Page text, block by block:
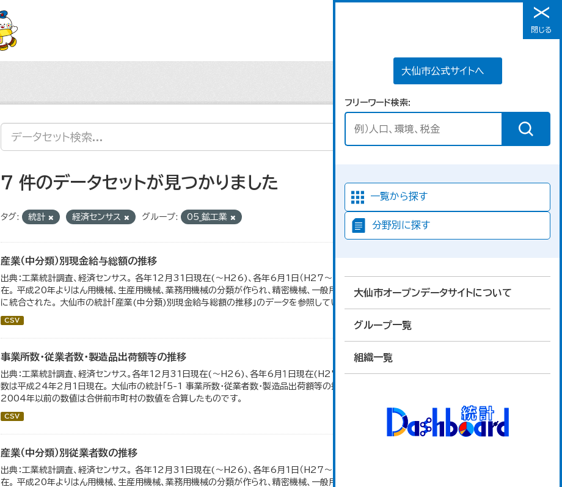
メニュー
大仙市公式サイトへ
フリーワード検索
一覧から探す
分野別に探す
大仙市オープンデータサイトについて
グループ一覧
組織一覧
閉じる
7 件のデータセットが見つかりました
タグ: 統計 経済センサス グループ: 05_鉱工業
産業（中分類）別現金給与総額の推移
出典：工業統計調査、経済センサス。 各年12月31日現在(～H26)、各年6月1日（H27～）・平成23年のみ平成24年2月1日現
在。 平成20年よりはん用機械、生産用機械、業務用機械の分類が作られ、精密機械、一般用機械の分類は廃止。また、衣服は繊維
に統合された。 大仙市の統計「産業(中分類)別現金給与総額の推移」のデータを参照しています。...
CSV
事業所数・従業者数・製造品出荷額等の推移
出典：工業統計調査、経済センサス。各年12月31日現在(～H26)、各年6月１日現在(H27～)。 平成23年のみ事業所数、従業者
数は平成24年2月1日現在。 大仙市の統計「5-1 事業所数・従業者数・製造品出荷額等の推移」のデータを参照しています。
2004年以前の数値は合併前市町村の数値を合算したものです。
CSV
産業（中分類）別従業者数の推移
出典：工業統計調査、経済センサス。 各年12月31日現在(～H26)、各年6月1日（H27～）・平成23年のみ平成24年2月1日現
在。 平成20年よりはん用機械、生産用機械、業務用機械の分類が作られ、精密機械、一般用機械の分類は廃止。また、衣服は繊維